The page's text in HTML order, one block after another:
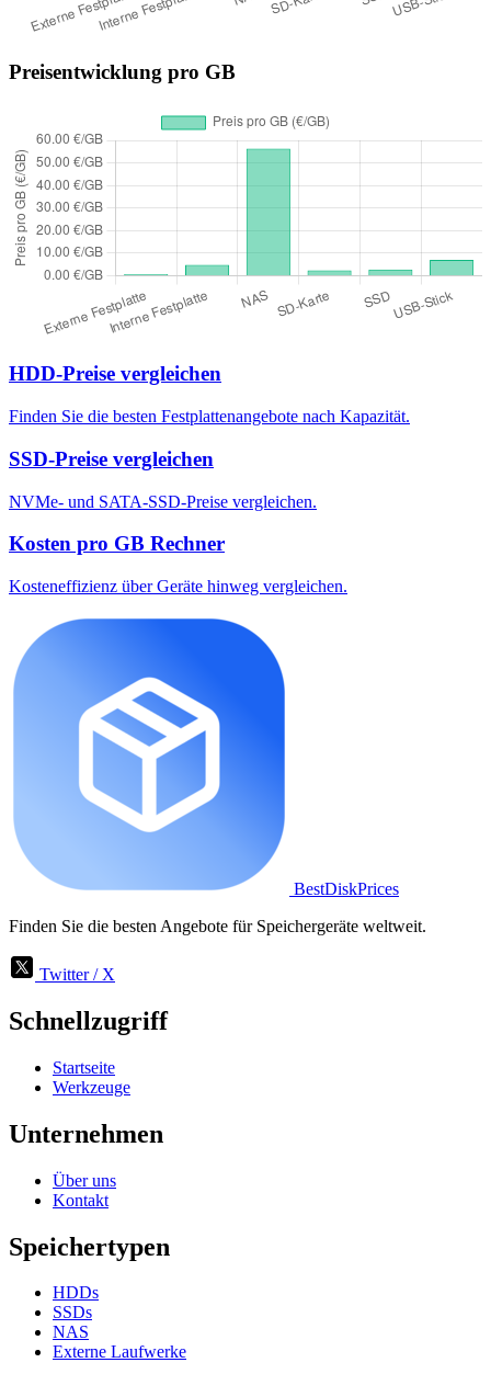
Preisentwicklung pro GB
HDD-Preise vergleichen
Finden Sie die besten Festplattenangebote nach Kapazität.
SSD-Preise vergleichen
NVMe- und SATA-SSD-Preise vergleichen.
Kosten pro GB Rechner
Kosteneffizienz über Geräte hinweg vergleichen.
BestDiskPrices
Finden Sie die besten Angebote für Speichergeräte weltweit.
Twitter / X
Schnellzugriff
Startseite
Werkzeuge
Unternehmen
Über uns
Kontakt
Speichertypen
HDDs
SSDs
NAS
Externe Laufwerke